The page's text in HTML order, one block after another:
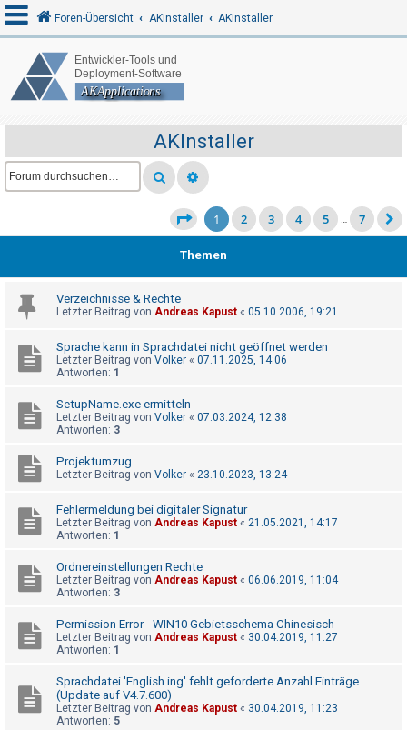
A
e
l
R
g
i
s
i
e
r
e
b
n
Foren-Übersicht AKInstaller AKInstaller
AKInstaller
1 2 3 4 5 … 7
Themen
Verzeichnisse & Rechte
Letzter Beitrag von Andreas Kapust « 05.10.2006, 19:21
Sprache kann in Sprachdatei nicht geöffnet werden
Letzter Beitrag von Volker « 07.11.2025, 14:06
Antworten: 1
SetupName.exe ermitteln
Letzter Beitrag von Volker « 07.03.2024, 12:38
Antworten: 3
Projektumzug
Letzter Beitrag von Volker « 23.10.2023, 13:24
Fehlermeldung bei digitaler Signatur
Letzter Beitrag von Andreas Kapust « 21.05.2021, 14:17
Antworten: 1
Ordnereinstellungen Rechte
Letzter Beitrag von Andreas Kapust « 06.06.2019, 11:04
Antworten: 3
Permission Error - WIN10 Gebietsschema Chinesisch
Letzter Beitrag von Andreas Kapust « 30.04.2019, 11:27
Antworten: 1
Sprachdatei 'English.ing' fehlt geforderte Anzahl Einträge
(Update auf V4.7.600)
Letzter Beitrag von Andreas Kapust « 30.04.2019, 11:23
Antworten: 5